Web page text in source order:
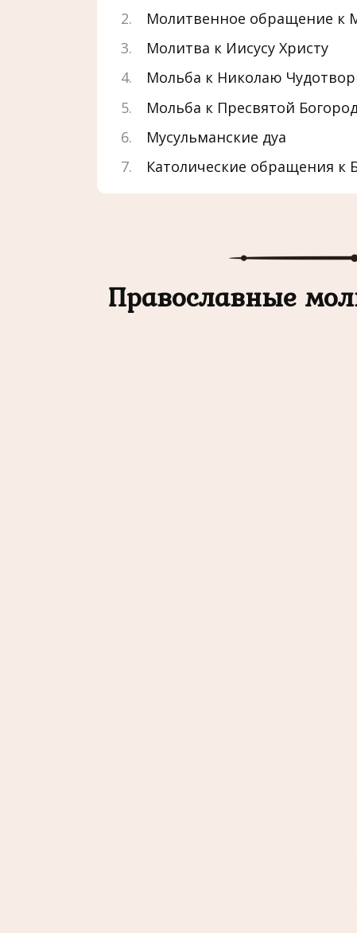
Молитвенное обращение к
Молитва к Иисусу Христу
Мольба к Николаю
Мольба к Пресвятой
Мусульманские дуа
Католические обращения к
Православные